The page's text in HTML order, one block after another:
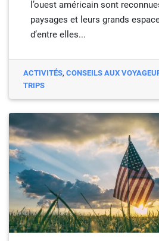
l’ouest américain sont
paysages et leurs grands
d’entre elles...
ACTIVITÉS, CONSEILS AUX
TRIPS